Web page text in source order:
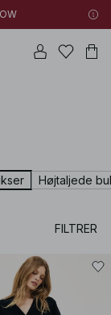
Højtaljede
FILTRER